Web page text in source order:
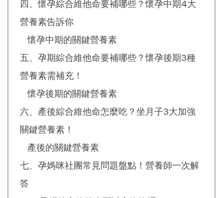
四、懷孕綜合維他命要補哪些？懷孕中期4大
營養素告訴你
懷孕中期的關鍵營養素
五、孕期綜合維他命要補哪些？懷孕後期3種
營養素需補充！
懷孕後期的關鍵營養素
六、產後綜合維他命怎麼吃？坐月子3大加強
關鍵營養素！
產後的關鍵營養素
七、孕媽咪社團常見問題盤點！營養師一次解
答